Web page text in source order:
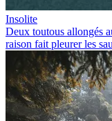
Insolite
Deux toutous allongés
raison fait pleurer les